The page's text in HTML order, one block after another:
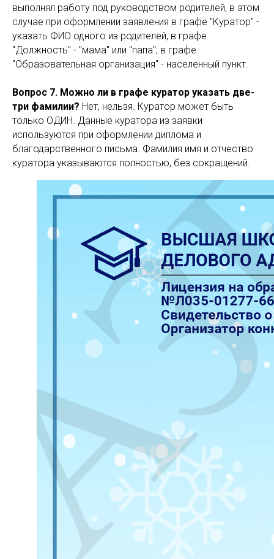
выполнял работу под руководством родителей, в этом
случае при оформлении заявления в графе "Куратор" -
указать ФИО одного из родителей, в графе
"Должность" - "мама" или "папа", в графе
"Образовательная организация" - населенный пункт.
Вопрос 7. Можно ли в графе куратор указать две-
три фамилии? Нет, нельзя. Куратор может быть
только ОДИН. Данные куратора из заявки
используются при оформлении диплома и
благодарственного письма. Фамилия имя и отчество
куратора указываются полностью, без сокращений.